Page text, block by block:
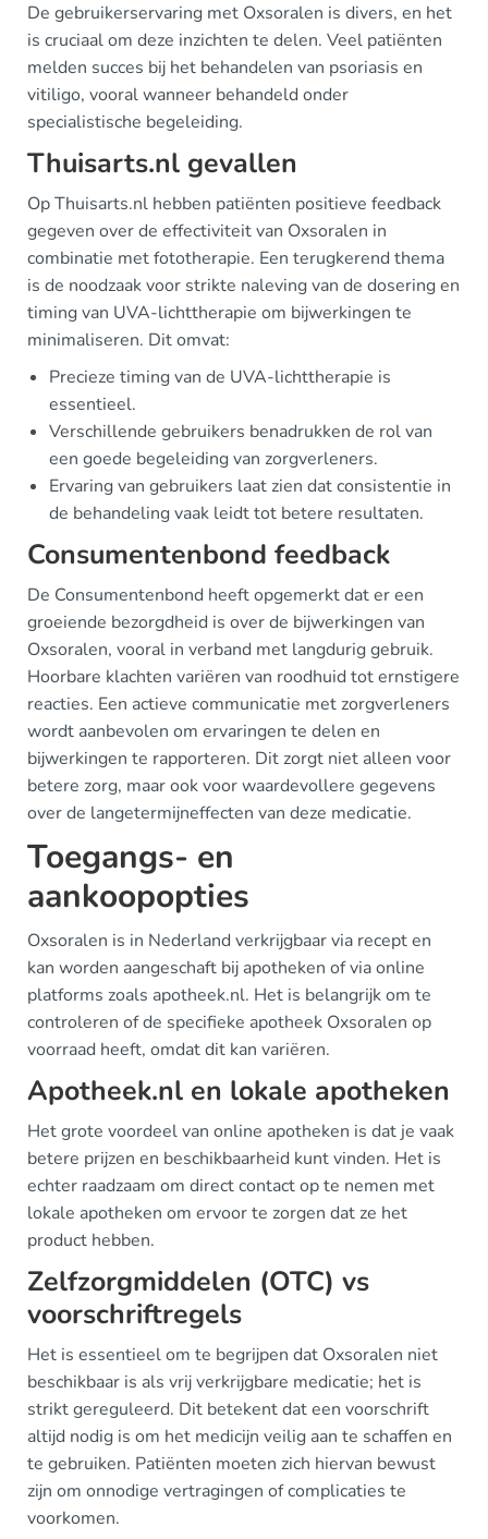
De gebruikerservaring met Oxsoralen is divers, en het
is cruciaal om deze inzichten te delen. Veel patiënten
melden succes bij het behandelen van psoriasis en
vitiligo, vooral wanneer behandeld onder
specialistische begeleiding.
Thuisarts.nl gevallen
Op Thuisarts.nl hebben patiënten positieve feedback
gegeven over de effectiviteit van Oxsoralen in
combinatie met fototherapie. Een terugkerend thema
is de noodzaak voor strikte naleving van de dosering en
timing van UVA-lichttherapie om bijwerkingen te
minimaliseren. Dit omvat:
Precieze timing van de UVA-lichttherapie is
essentieel.
Verschillende gebruikers benadrukken de rol van
een goede begeleiding van zorgverleners.
Ervaring van gebruikers laat zien dat consistentie in
de behandeling vaak leidt tot betere resultaten.
Consumentenbond feedback
De Consumentenbond heeft opgemerkt dat er een
groeiende bezorgdheid is over de bijwerkingen van
Oxsoralen, vooral in verband met langdurig gebruik.
Hoorbare klachten variëren van roodhuid tot ernstigere
reacties. Een actieve communicatie met zorgverleners
wordt aanbevolen om ervaringen te delen en
bijwerkingen te rapporteren. Dit zorgt niet alleen voor
betere zorg, maar ook voor waardevollere gegevens
over de langetermijneffecten van deze medicatie.
Toegangs- en
aankoopopties
Oxsoralen is in Nederland verkrijgbaar via recept en
kan worden aangeschaft bij apotheken of via online
platforms zoals apotheek.nl. Het is belangrijk om te
controleren of de specifieke apotheek Oxsoralen op
voorraad heeft, omdat dit kan variëren.
Apotheek.nl en lokale apotheken
Het grote voordeel van online apotheken is dat je vaak
betere prijzen en beschikbaarheid kunt vinden. Het is
echter raadzaam om direct contact op te nemen met
lokale apotheken om ervoor te zorgen dat ze het
product hebben.
Zelfzorgmiddelen (OTC) vs
voorschriftregels
Het is essentieel om te begrijpen dat Oxsoralen niet
beschikbaar is als vrij verkrijgbare medicatie; het is
strikt gereguleerd. Dit betekent dat een voorschrift
altijd nodig is om het medicijn veilig aan te schaffen en
te gebruiken. Patiënten moeten zich hiervan bewust
zijn om onnodige vertragingen of complicaties te
voorkomen.